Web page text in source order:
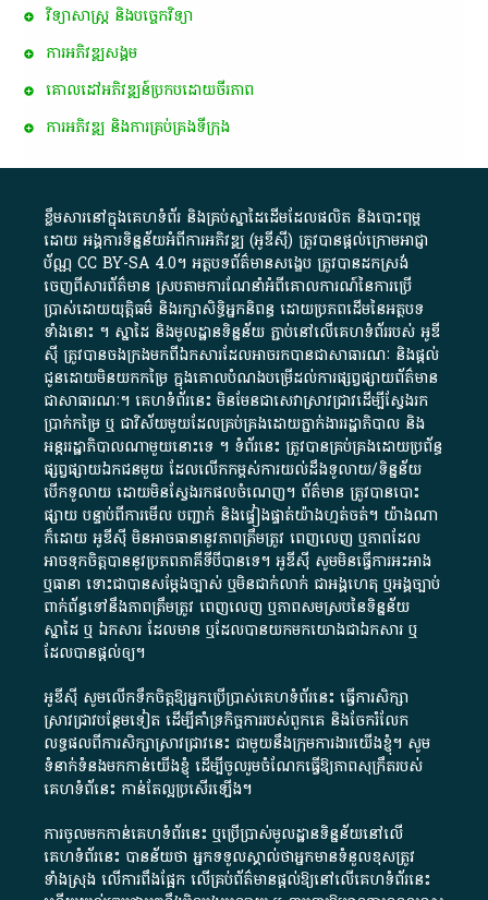
វិទ្យាសាស្ត្រ និងបច្ចេកវិទ្យា
ការ​អភិវឌ្ឍ​សង្គម
គោលដៅ​អភិវឌ្ឍន៍​ប្រកបដោយ​ចីរភាព
ការអភិវឌ្ឍ និងការគ្រប់គ្រងទីក្រុង
ខ្លឹមសារ​នៅ​ក្នុង​គេហទំព័រ និង​គ្រប់​ស្នា​ដៃ​ដើម​ដែល​ផលិត​ និង​បោះពុម្ព​
ដោយ​ អង្គការ​ទិន្នន័យ​អំពី​ការអភិវឌ្ឍ​​ (អូ​ឌី​ស៊ី)​ ត្រូវ​បាន​ផ្តល់​ក្រោម​អាជ្ញា
ប័ណ្ណ​CC BY-SA 4.0។​ អត្ថបទ​ព័ត៌មាន​សង្ខេប​ ត្រូវ​បាន​ដកស្រង់​
ចេញពី​សារព័ត៌មាន ស្របតាមការ​ណែនាំ​អំពី​គោលការណ៍​នៃ​ការ​ប្រើ
ប្រាស់​ដោយ​យុត្តិធម៌​ និង​រក្សាសិទ្ធិអ្នកនិពន្ធ ដោយ​ប្រភពដើម​នៃ​​អត្ថបទ
ទាំង​នោះ​ ។​ ស្នាដៃ​ និង​មូលដ្ឋាន​ទិន្នន័យ ​ភ្ជាប់​នៅ​លើ​គេហទំព័រ​របស់​ អូ​ឌី​
ស៊ី​ ត្រូវ​បាន​ចងក្រង​មក​ពី​ឯកសារ​ដែល​អាច​រក​បានជា​សាធារណៈ​ និង​ផ្តល់​
ជូន​ដោយ​មិន​យក​កម្រៃ​ ក្នុង​គោលបំណង​បម្រើ​ដល់ការ​ផ្សព្វផ្សាយ​ព័ត៌មាន​
ជា​សាធារណៈ​។​ គេហទំព័រ​នេះ​ មិនមែន​ជា​សេវា​ស្រាវជ្រាវ​ដើម្បី​ស្វែងរក
ប្រាក់​កម្រៃ​ ឬ​ ជា​វិស័យ​មួយ​ដែល​គ្រប់គ្រង​ដោយ​ភ្នាក់ងារ​រដ្ឋាភិបាល​ និង ​
អន្តររដ្ឋាភិបាល​ណាមួយ​នោះ​ទេ ​។​ ទំព័រ​នេះ​ ត្រូវ​បាន​គ្រប់គ្រង​ដោយ​ប្រព័ន្ធ​
ផ្សព្វផ្សាយ​ឯកជន​មួយ​ ដែល​លើកកម្ពស់​ការ​យល់​ដឹង​ទូលាយ​/​ទិន្នន័យ​
បើក​ទូលាយ​ ដោយ​មិនស្វែង​រក​ផល​ចំណេញ​។​ ព័ត៌មាន​ ត្រូវ​បាន​បោះ
ផ្សាយ​ បន្ទាប់​ពី​ការ​មើល​ បញ្ជាក់​ និង​ផ្ទៀងផ្ទាត់​យ៉ាង​ហ្មត់ចត់​។​ យ៉ាងណា​
ក៏​ដោយ​ អូ​ឌី​ស៊ី​ មិន​អាច​ធានា​នូវ​ភាព​ត្រឹមត្រូវ​ ពេញលេញ​ ឬ​ភាព​ដែល​
អាច​ទុកចិត្ត​បាននូវ​ប្រភព​ភាគី​ទី​បី​បាន​ទេ​។​ អូ​ឌី​ស៊ី​ សូម​មិន​ធ្វើការ​អះអាង​
ឬ​ធានា​ ទោះជា​បាន​សម្តែង​ច្បាស់​ ឬ​មិន​ជាក់លាក់​ ជា​អង្គហេតុ​ ឬ​អង្គច្បាប់​
ពាក់ព័ន្ធ​ទៅ​នឹង​ភាព​ត្រឹមត្រូវ​ ពេញលេញ​ ឬ​ភាព​សម​ស្រប​នៃ​ទិន្នន័យ​
ស្នាដៃ​ ឬ​ ឯកសារ​ ដែល​មាន​ ឬ​ដែល​បាន​យក​មក​យោង​ជា​ឯកសារ​ ឬ​
ដែល​បាន​ផ្តល់​ឲ្យ​។
អូឌីស៊ី សូមលើកទឹកចិត្តឱ្យអ្នកប្រើប្រាស់គេហទំព័រនេះ ធ្វើការសិក្សា
ស្រាវជ្រាវបន្ថែមទៀត ដើម្បីគាំទ្រកិច្ចការ​របស់ពួកគេ និងចែករំលែក
លទ្ធផលពីការសិក្សាស្រាវជ្រាវនេះ ជាមួយនឹងក្រុមការងារយើងខ្ញុំ។ សូម
ទំនាក់ទំនងមកកាន់យើងខ្ញុំ ដើម្បីចូលរួមចំណែកធ្វើឱ្យភាពសុក្រឹតរបស់
គេហទំព័នេះ កាន់តែល្អប្រសើរឡើង។
ការចូលមកកាន់គេហទំព័រនេះ ឬប្រើប្រាស់មូលដ្ឋានទិន្នន័យនៅលើ
គេហទំព័រនេះ បានន័យថា អ្នកទទួលស្គាល់ថាអ្នកមានទំនួលខុសត្រូវ
ទាំងស្រុង លើការពឹងផ្អែក លើគ្រប់ព័ត៌មានផ្តល់ឱ្យនៅលើគេហទំព័រនេះ